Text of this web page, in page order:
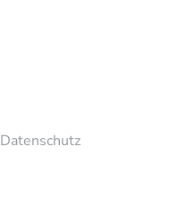
Datenschutz